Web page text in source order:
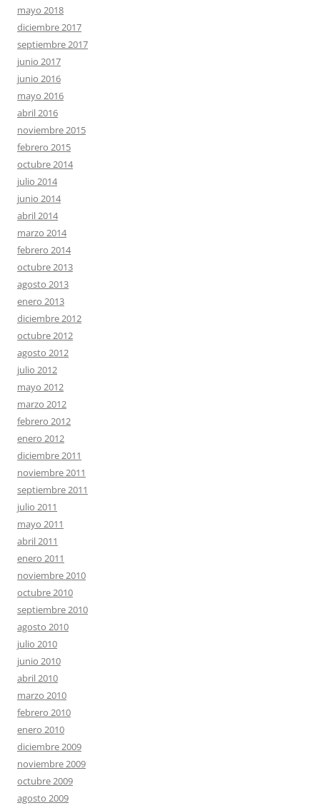
mayo 2018
diciembre 2017
septiembre 2017
junio 2017
junio 2016
mayo 2016
abril 2016
noviembre 2015
febrero 2015
octubre 2014
julio 2014
junio 2014
abril 2014
marzo 2014
febrero 2014
octubre 2013
agosto 2013
enero 2013
diciembre 2012
octubre 2012
agosto 2012
julio 2012
mayo 2012
marzo 2012
febrero 2012
enero 2012
diciembre 2011
noviembre 2011
septiembre 2011
julio 2011
mayo 2011
abril 2011
enero 2011
noviembre 2010
octubre 2010
septiembre 2010
agosto 2010
julio 2010
junio 2010
abril 2010
marzo 2010
febrero 2010
enero 2010
diciembre 2009
noviembre 2009
octubre 2009
agosto 2009